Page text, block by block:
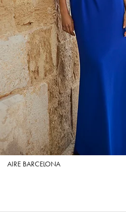
AIRE BARCELONA